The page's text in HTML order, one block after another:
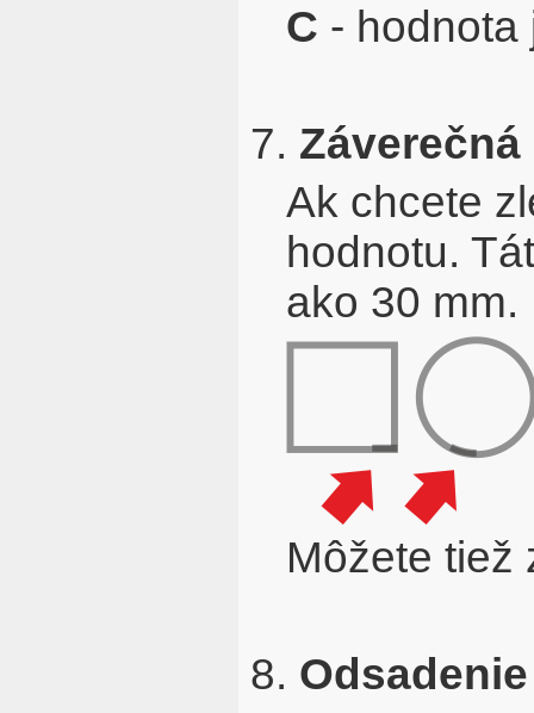
C - hodnota
7.
Ak chcete
hodnotu.
ako 30 mm.
Môžete
8. Odsadenie